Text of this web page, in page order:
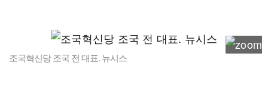
조국혁신당 조국 전 대표. 뉴시스